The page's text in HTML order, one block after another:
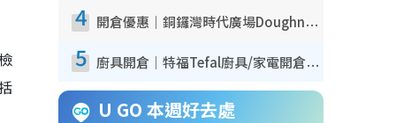
4 開倉優惠｜銅鑼灣時代廣場Doughnut/Campo Marzio開倉低至1折！背囊、書包、手袋劈價$200起
5 廚具開倉｜特福Tefal廚具/家電開倉低至3折！$220起買平底鍋/炒鑊/湯煲！電飯煲/吸塵機/燙斗$418起
U GO 本週好去處